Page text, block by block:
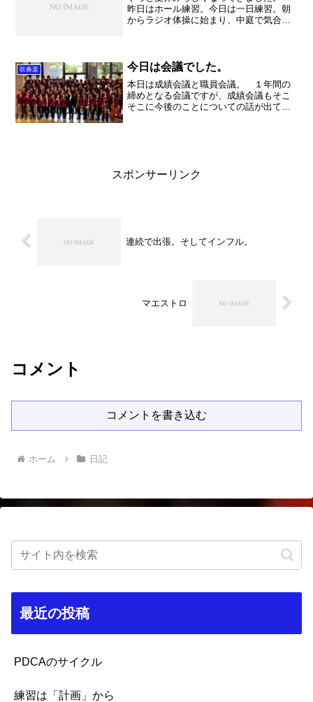
昨日はホール練習。今日は一日練習。朝
からラジオ体操に始まり、中庭で気合い
張っているとき。後は自分達...
吹奏楽 今日は会議でした。
本日は成績会議と職員会議。 １年間の
締めとなる会議ですが、成績会議もそこ
そこに今後のことについての話が出てい
スポンサーリンク
連続で出張。そしてインフル。
マエストロ
コメント
コメントを書き込む
ホーム 日記
最近の投稿
PDCAのサイクル
練習は「計画」から